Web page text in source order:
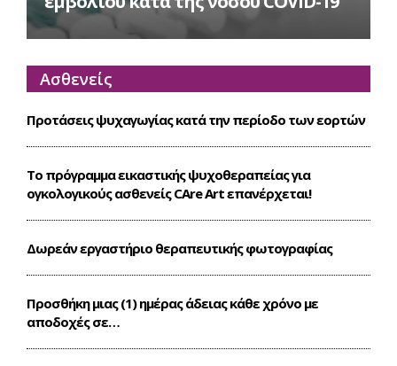
Ασθενείς
Προτάσεις ψυχαγωγίας κατά την περίοδο των εορτών
Το πρόγραμμα εικαστικής ψυχοθεραπείας για
ογκολογικούς ασθενείς CΑre Art επανέρχεται!
Δωρεάν εργαστήριο θεραπευτικής φωτογραφίας
Προσθήκη μιας (1) ημέρας άδειας κάθε χρόνο με
αποδοχές σε…